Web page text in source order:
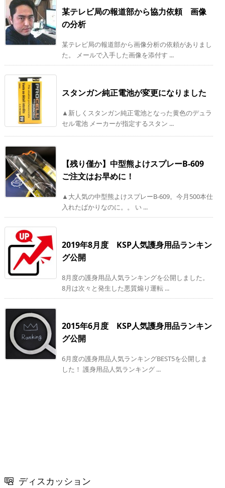
某テレビ局の報道部から協力依頼 画像
の分析
某テレビ局の報道部から画像分析の依頼がありまし
た。 メールで入手した画像を添付す ...
スタンガン純正電池が変更になりました
▲新しくスタンガン純正電池となった黄色のデュラ
セル電池 メーカーが指定するスタン ...
【残り僅か】中型熊よけスプレーB-609
ご注文はお早めに！
▲大人気の中型熊よけスプレーB-609。今月500本仕
入れたばかりなのに。。 い ...
2019年8月度 KSP人気護身用品ランキン
グ公開
8月度の護身用品人気ランキングを公開しました。
8月は次々と発生した悪質煽り運転 ...
2015年6月度 KSP人気護身用品ランキン
グ公開
6月度の護身用品人気ランキングBEST5を公開しま
した！ 護身用品人気ランキング ...
ディスカッション